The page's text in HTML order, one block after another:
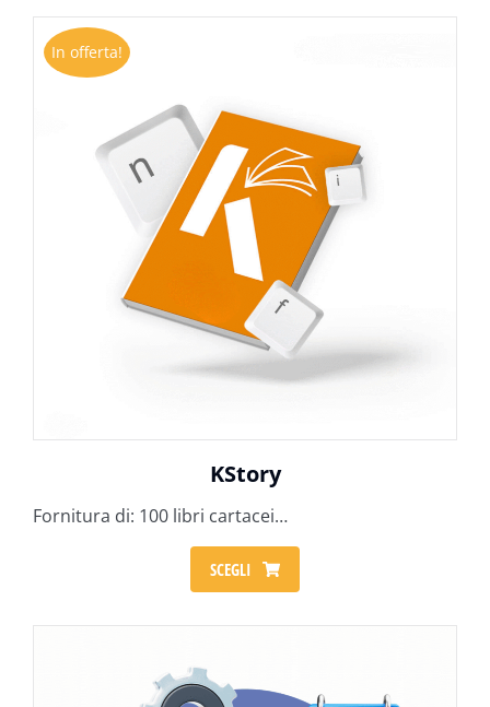
In offerta!
KStory
Fornitura di: 100 libri cartacei…
SCEGLI